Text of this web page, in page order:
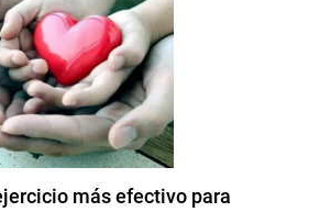
más efectivo para